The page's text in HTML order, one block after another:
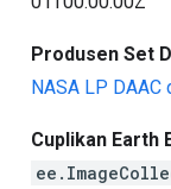
Produsen Set
NASA LP DAAC
Cuplikan Earth